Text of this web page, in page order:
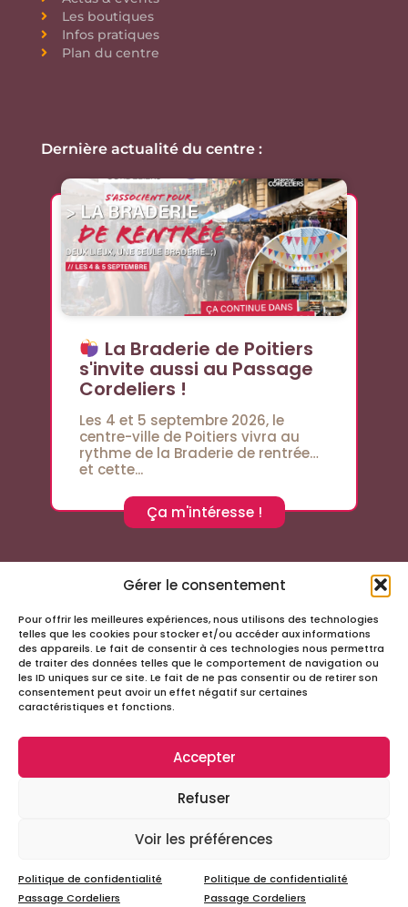
Gérer le consentement
Pour offrir les meilleures expériences, nous utilisons des technologies
telles que les cookies pour stocker et/ou accéder aux informations
des appareils. Le fait de consentir à ces technologies nous permettra
de traiter des données telles que le comportement de navigation ou
les ID uniques sur ce site. Le fait de ne pas consentir ou de retirer son
consentement peut avoir un effet négatif sur certaines
caractéristiques et fonctions.
Accepter
Refuser
Voir les préférences
Politique de confidentialité
Passage Cordeliers
Politique de confidentialité
Passage Cordeliers
Les boutiques
Infos pratiques
Plan du centre
Dernière actualité du centre :
La Braderie de Poitiers
s'invite aussi au Passage
Cordeliers !
Les 4 et 5 septembre 2026, le
centre-ville de Poitiers vivra au
rythme de la Braderie de rentrée…
et cette...
Ça m'intéresse !
Suivez-nous sur les réseaux sociaux
Infos
Site réalisé avec
par la sociétéMiloctav